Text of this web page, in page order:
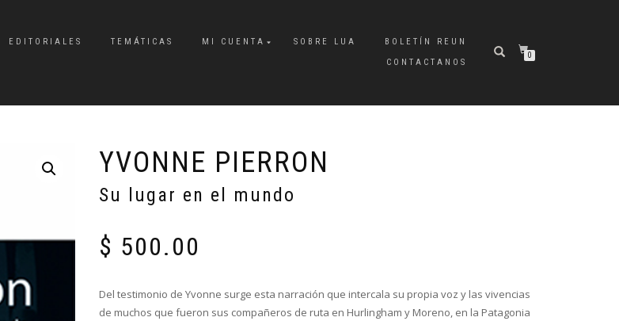
EDITORIALES TEMÁTICAS MI CUENTA SOBRE LUA
BOLETÍN REUN
CONTACTANOS
0
YVONNE PIERRON
Su lugar en el mundo
$ 500.00
Del testimonio de Yvonne surge esta narración que intercala su propia voz y las vivencias
de muchos que fueron sus compañeros de ruta en Hurlingham y Moreno, en la Patagonia